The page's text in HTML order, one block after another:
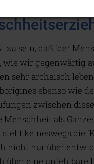
zu sein, daß 'der
wie wir gegenwärtig
sehr archaisch
ebenso wie
zwischen
als
keineswegs die
nicht nur über
über eine